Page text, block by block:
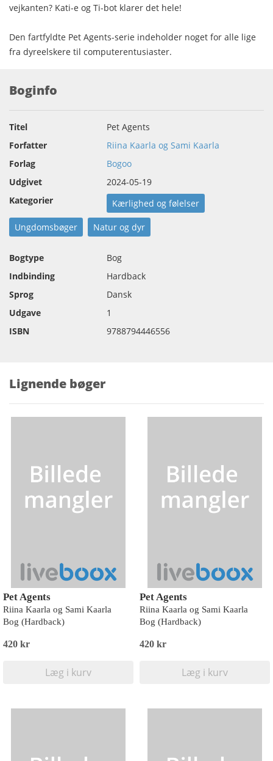
vejkanten? Kati-e og Ti-bot klarer det hele!
Den fartfyldte Pet Agents-serie indeholder noget for alle lige
fra dyreelskere til computerentusiaster.
Boginfo
Titel
Pet Agents
Forfatter
Riina Kaarla og Sami Kaarla
Forlag
Bogoo
Udgivet
2024-05-19
Kategorier
Kærlighed og følelser
Ungdomsbøger Natur og dyr
Bogtype
Bog
Indbinding
Hardback
Sprog
Dansk
Udgave
1
ISBN
9788794446556
Lignende bøger
Pet Agents
Riina Kaarla og Sami Kaarla
Bog (Hardback)
420 kr
Læg i kurv
Pet Agents
Riina Kaarla og Sami Kaarla
Bog (Hardback)
420 kr
Læg i kurv